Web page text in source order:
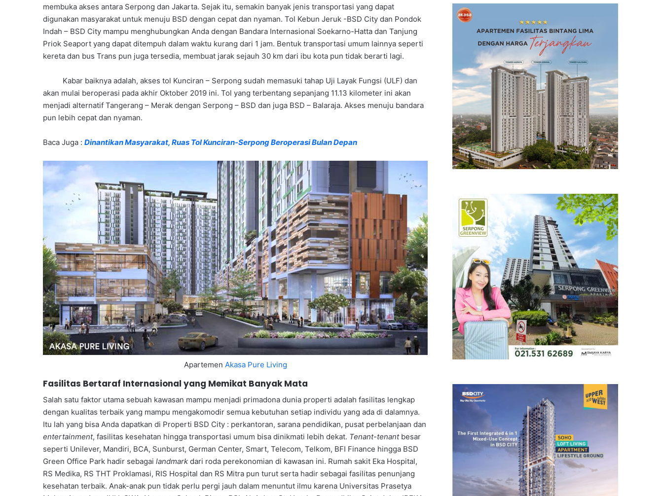
membuka akses antara Serpong dan Jakarta. Sejak itu, semakin banyak jenis transportasi yang dapat
digunakan masyarakat untuk menuju BSD dengan cepat dan nyaman. Tol Kebun Jeruk -BSD City dan Pondok
Indah – BSD City mampu menghubungkan Anda dengan Bandara Internasional Soekarno-Hatta dan Tanjung
Priok Seaport yang dapat ditempuh dalam waktu kurang dari 1 jam. Bentuk transportasi umum lainnya seperti
kereta dan bus Trans pun juga tersedia, membuat jarak sejauh 30 km dari ibu kota pun tidak berarti lagi.
Kabar baiknya adalah, akses tol Kunciran – Serpong sudah memasuki tahap Uji Layak Fungsi (ULF) dan
akan mulai beroperasi pada akhir Oktober 2019 ini. Tol yang terbentang sepanjang 11.13 kilometer ini akan
menjadi alternatif Tangerang – Merak dengan Serpong – BSD dan juga BSD – Balaraja. Akses menuju bandara
pun lebih cepat dan nyaman.
Baca Juga : Dinantikan Masyarakat, Ruas Tol Kunciran-Serpong Beroperasi Bulan Depan
Apartemen Akasa Pure Living
Fasilitas Bertaraf Internasional yang Memikat Banyak Mata
Salah satu faktor utama sebuah kawasan mampu menjadi primadona dunia properti adalah fasilitas lengkap
dengan kualitas terbaik yang mampu mengakomodir semua kebutuhan setiap individu yang ada di dalamnya.
Itu lah yang bisa Anda dapatkan di Properti BSD City : perkantoran, sarana pendidikan, pusat perbelanjaan dan
entertainment, fasilitas kesehatan hingga transportasi umum bisa dinikmati lebih dekat. Tenant-tenant besar
seperti Unilever, Mandiri, BCA, Sunburst, German Center, Smart, Telecom, Telkom, BFI Finance hingga BSD
Green Office Park hadir sebagai landmark dari roda perekonomian di kawasan ini. Rumah sakit Eka Hospital,
RS Medika, RS THT Proklamasi, RIS Hospital dan RS Mitra pun turut serta hadir sebagai fasilitas penunjang
kesehatan terbaik. Anak-anak pun tidak perlu pergi jauh dalam menuntut ilmu karena Universitas Prasetya